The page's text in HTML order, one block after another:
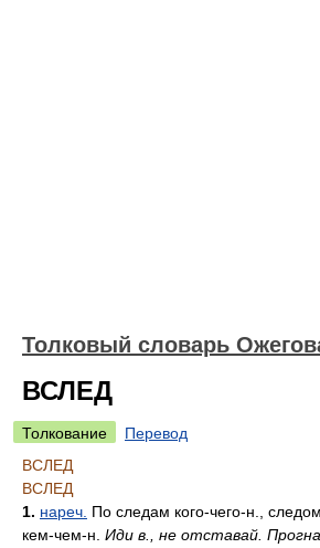
Толковый словарь
ВСЛЕД
Толкование
Перевод
ВСЛЕД
ВСЛЕД
1. нареч. По следам кого-чего-н.,
кем-чем-н. Иди в., не отставай.